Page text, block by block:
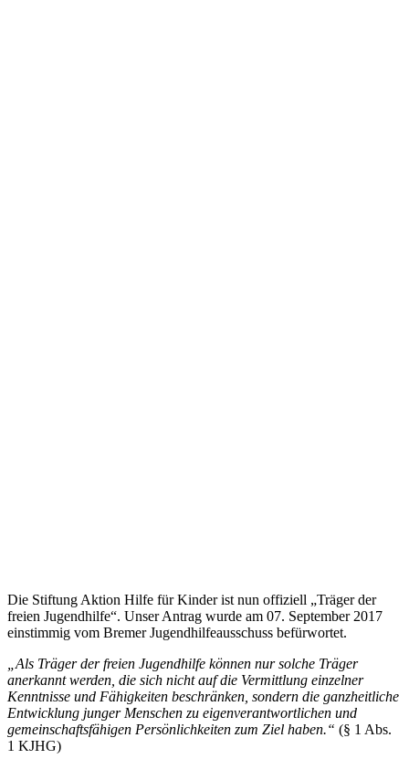
Die Stiftung Aktion Hilfe für Kinder ist nun offiziell „Träger der
freien Jugendhilfe“. Unser Antrag wurde am 07. September 2017
einstimmig vom Bremer Jugendhilfeausschuss befürwortet.
„Als Träger der freien Jugendhilfe können nur solche Träger
anerkannt werden, die sich nicht auf die Vermittlung einzelner
Kenntnisse und Fähigkeiten beschränken, sondern die ganzheitliche
Entwicklung junger Menschen zu eigenverantwortlichen und
gemeinschaftsfähigen Persönlichkeiten zum Ziel haben.“ (§ 1 Abs.
1 KJHG)